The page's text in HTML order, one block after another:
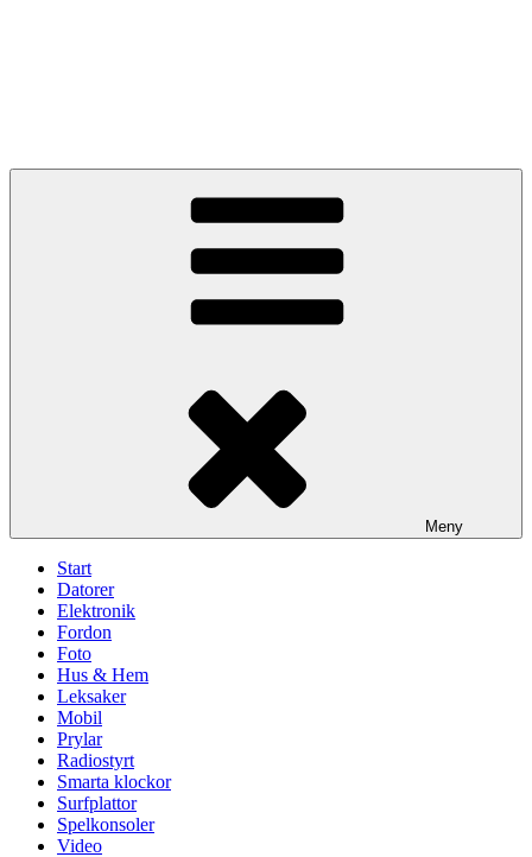
Meny
Start
Datorer
Elektronik
Fordon
Foto
Hus & Hem
Leksaker
Mobil
Prylar
Radiostyrt
Smarta klockor
Surfplattor
Spelkonsoler
Video